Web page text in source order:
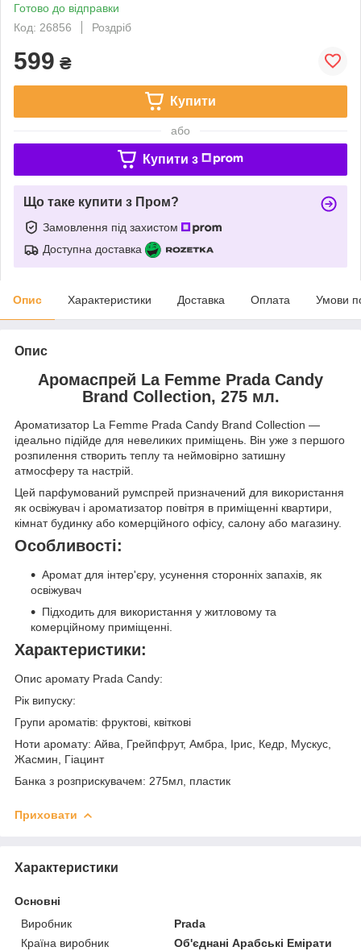
Готово до відправки
Код: 26856
Роздріб
599 ₴
Купити
або
Купити з
Що таке купити з Пром?
Замовлення під захистом
Доступна доставка
Опис Характеристики Доставка Оплата Умови
Опис
Аромаспрей La Femme Prada Candy
Brand Collection, 275 мл.
Ароматизатор La Femme Prada Candy Brand Collection —
ідеально підійде для невеликих приміщень. Він уже з першого
розпилення створить теплу та неймовірно затишну
атмосферу та настрій.
Цей парфумований румспрей призначений для використання
як освіжувач і ароматизатор повітря в приміщенні квартири,
кімнат будинку або комерційного офісу, салону або магазину.
Особливості:
Аромат для інтер'єру, усунення сторонніх запахів, як
освіжувач
Підходить для використання у житловому та
комерційному приміщенні.
Характеристики:
Опис аромату Prada Candy:
Рік випуску:
Групи ароматів: фруктові, квіткові
Ноти аромату: Айва, Грейпфрут, Амбра, Ірис, Кедр, Мускус,
Жасмин, Гіацинт
Банка з розприскувачем: 275мл, пластик
Приховати
Характеристики
Основні
Виробник
Prada
Країна виробник
Об'єднані Арабські Емірати